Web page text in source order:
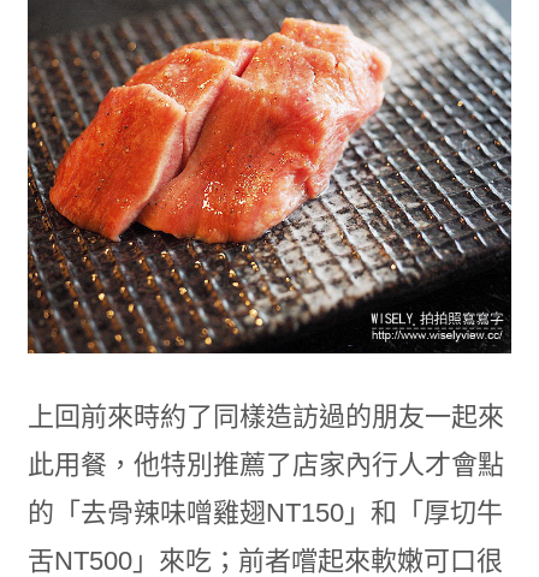
上回前來時約了同樣造訪過的朋友一起來
此用餐，他特別推薦了店家內行人才會點
的「去骨辣味噌雞翅NT150」和「厚切牛
舌NT500」來吃；前者嚐起來軟嫩可口很